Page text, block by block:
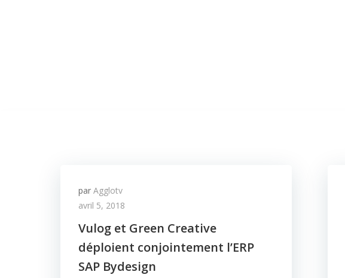
par Agglotv
avril 5, 2018
Vulog et Green Creative
déploient conjointement l’ERP
SAP Bydesign